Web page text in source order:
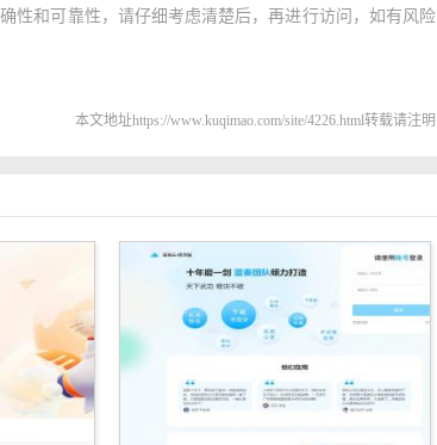
性和可靠性，请仔细考虑清楚后，再进行访问，如有风险
本文地址https://www.kuqimao.com/site/4226.html转载请注明